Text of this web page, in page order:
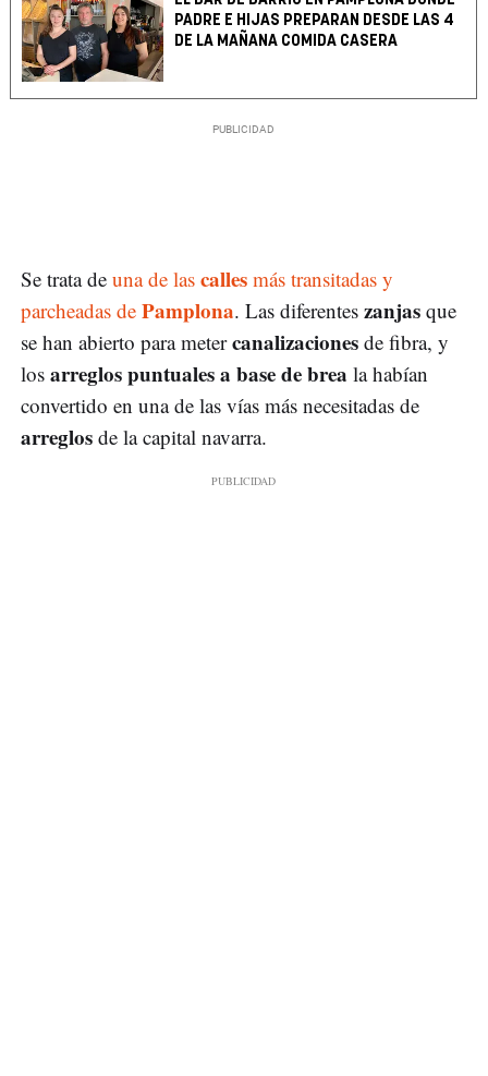
PADRE E HIJAS PREPARAN DESDE LAS 4
DE LA MAÑANA COMIDA CASERA
Se trata de una de las calles más transitadas y
parcheadas de Pamplona. Las diferentes zanjas que
se han abierto para metercanalizaciones de fibra, y
los arreglos puntuales a base de brea la habían
convertido en una de las vías más necesitadas de
arreglos de la capital navarra.